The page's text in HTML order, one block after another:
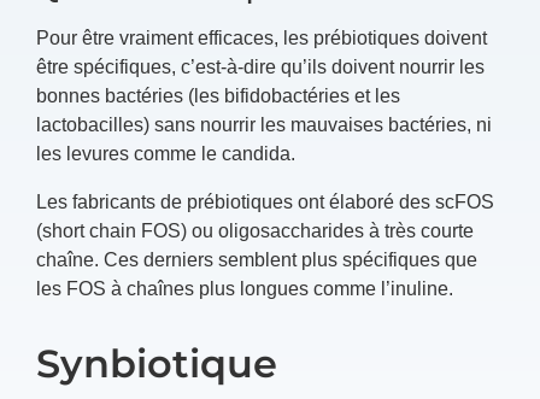
Pour être vraiment efficaces, les prébiotiques doivent
être spécifiques, c’est-à-dire qu’ils doivent nourrir les
bonnes bactéries (les bifidobactéries et les
lactobacilles) sans nourrir les mauvaises bactéries, ni
les levures comme le candida.
Les fabricants de prébiotiques ont élaboré des scFOS
(short chain FOS) ou oligosaccharides à très courte
chaîne. Ces derniers semblent plus spécifiques que
les FOS à chaînes plus longues comme l’inuline.
Synbiotique